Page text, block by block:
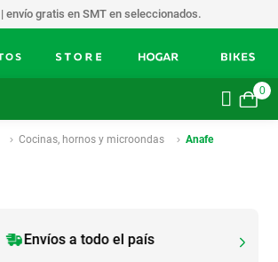
envío gratis en SMT en seleccionados.
0
Cocinas, hornos y microondas Anafe
Envíos a todo el país